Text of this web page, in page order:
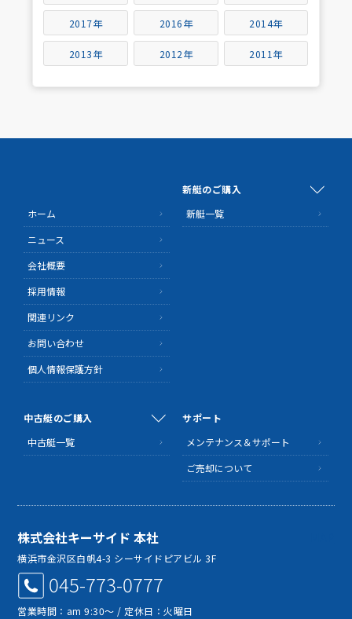
2017年 2016年 2014年
2013年 2012年 2011年
ホーム
ニュース
会社概要
採用情報
関連リンク
お問い合わせ
個人情報保護方針
新艇のご購入
新艇一覧
中古艇のご購入
中古艇一覧
サポート
メンテナンス＆サポート
ご売却について
株式会社キーサイド 本社
横浜市金沢区白帆4-3 シーサイドピアビル 3F
045-773-0777
営業時間：am 9:30～ / 定休日：火曜日